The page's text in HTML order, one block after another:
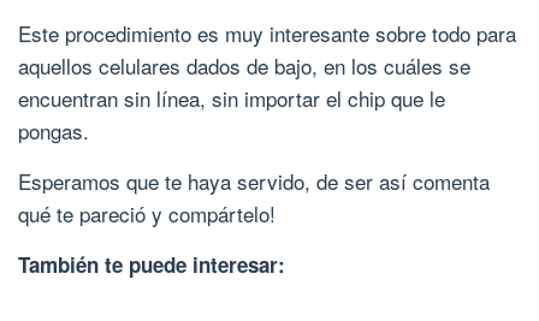
Este procedimiento es muy interesante sobre todo para
aquellos celulares dados de bajo, en los cuáles se
encuentran sin línea, sin importar el chip que le
pongas.
Esperamos que te haya servido, de ser así comenta
qué te pareció y compártelo!
También te puede interesar: